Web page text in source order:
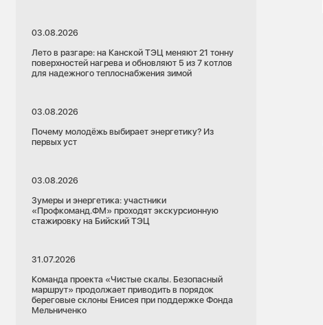
03.08.2026
Лето в разгаре: на Канской ТЭЦ меняют 21 тонну
поверхностей нагрева и обновляют 5 из 7 котлов
для надежного теплоснабжения зимой
03.08.2026
Почему молодёжь выбирает энергетику? Из
первых уст
03.08.2026
Зумеры и энергетика: участники
«Профкоманд.ФМ» проходят экскурсионную
стажировку на Бийский ТЭЦ
31.07.2026
Команда проекта «Чистые скалы. Безопасный
маршрут» продолжает приводить в порядок
береговые склоны Енисея при поддержке Фонда
Мельниченко